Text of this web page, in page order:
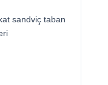
sandviç taban